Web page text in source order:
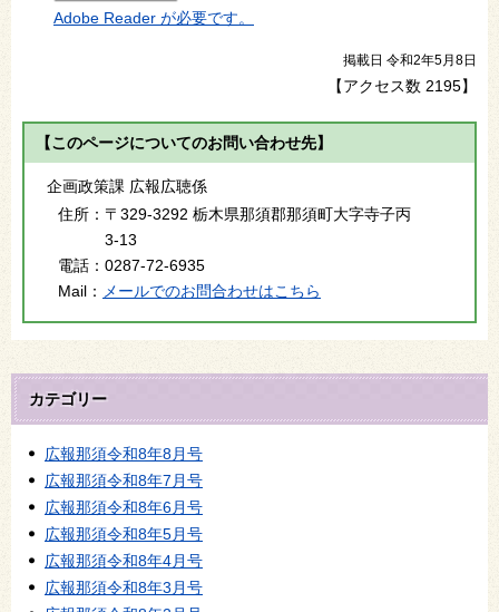
Adobe Reader が必要です。
掲載日 令和2年5月8日
【アクセス数 2195】
【このページについてのお問い合わせ先】
企画政策課 広報広聴係
住所： 〒329-3292 栃木県那須郡那須町大字寺子丙
3-13
電話： 0287-72-6935
Mail：
メールでのお問合わせはこちら
カテゴリー
広報那須令和8年8月号
広報那須令和8年7月号
広報那須令和8年6月号
広報那須令和8年5月号
広報那須令和8年4月号
広報那須令和8年3月号